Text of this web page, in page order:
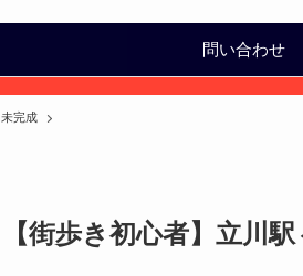
問い合わせ
未完成
【街歩き初心者】立川